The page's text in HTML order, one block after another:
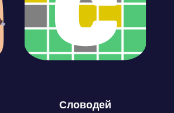
Словодей